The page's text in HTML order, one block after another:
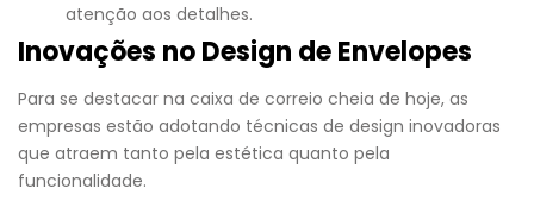
atenção aos detalhes.
Inovações no Design de Envelopes
Para se destacar na caixa de correio cheia de hoje, as
empresas estão adotando técnicas de design inovadoras
que atraem tanto pela estética quanto pela
funcionalidade.